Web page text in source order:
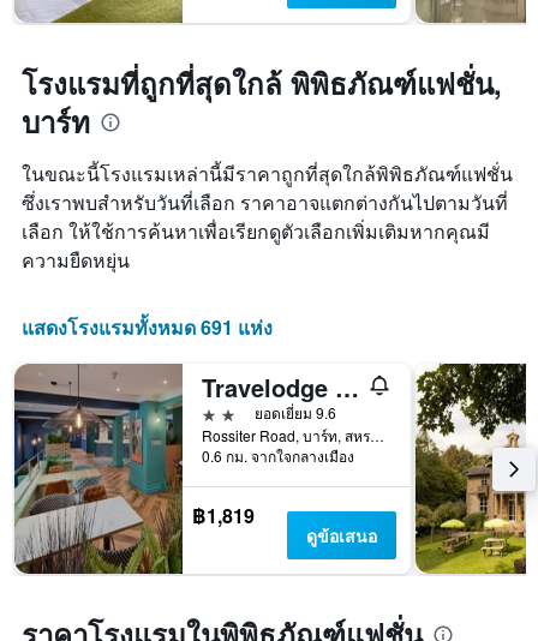
โรงแรมที่ถูกที่สุดใกล้ พิพิธภัณฑ์แฟชั่น,
บาร์ท
ในขณะนี้โรงแรมเหล่านี้มีราคาถูกที่สุดใกล้พิพิธภัณฑ์แฟชั่น
ซึ่งเราพบสำหรับวันที่เลือก ราคาอาจแตกต่างกันไปตามวันที่
เลือก ให้ใช้การค้นหาเพื่อเรียกดูตัวเลือกเพิ่มเติมหากคุณมี
ความยืดหยุ่น
แสดงโรงแรมทั้งหมด 691 แห่ง
Travelodge Bath Waterside
2 ดาว
ยอดเยี่ยม 9.6
Rossiter Road, บาร์ท, สหราชอาณาจักร
0.6 กม. จากใจกลางเมือง
฿1,819
ดูข้อเสนอ